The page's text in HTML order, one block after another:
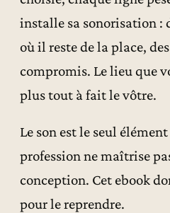
installe sa sonorisation :
où il reste de la place,
compromis. Le lieu que
plus tout à fait le vôtre.
Le son est le seul
profession ne maîtrise
conception. Cet ebook
pour le reprendre.